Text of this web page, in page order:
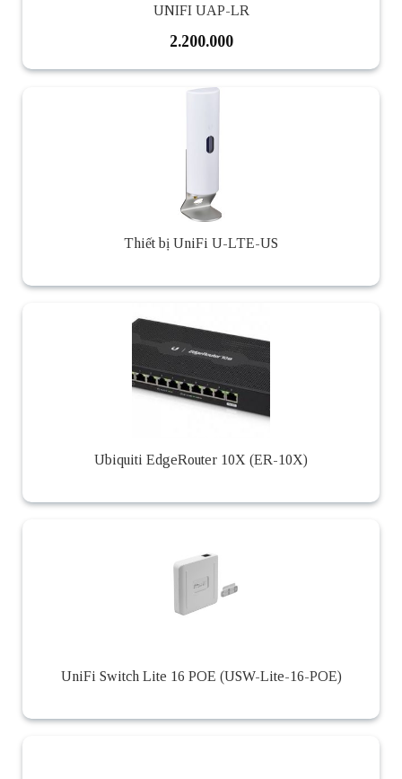
UNIFI UAP-LR
2.200.000
Thiết bị UniFi U-LTE-US
Ubiquiti EdgeRouter 10X (ER-10X)
UniFi Switch Lite 16 POE (USW-Lite-16-POE)